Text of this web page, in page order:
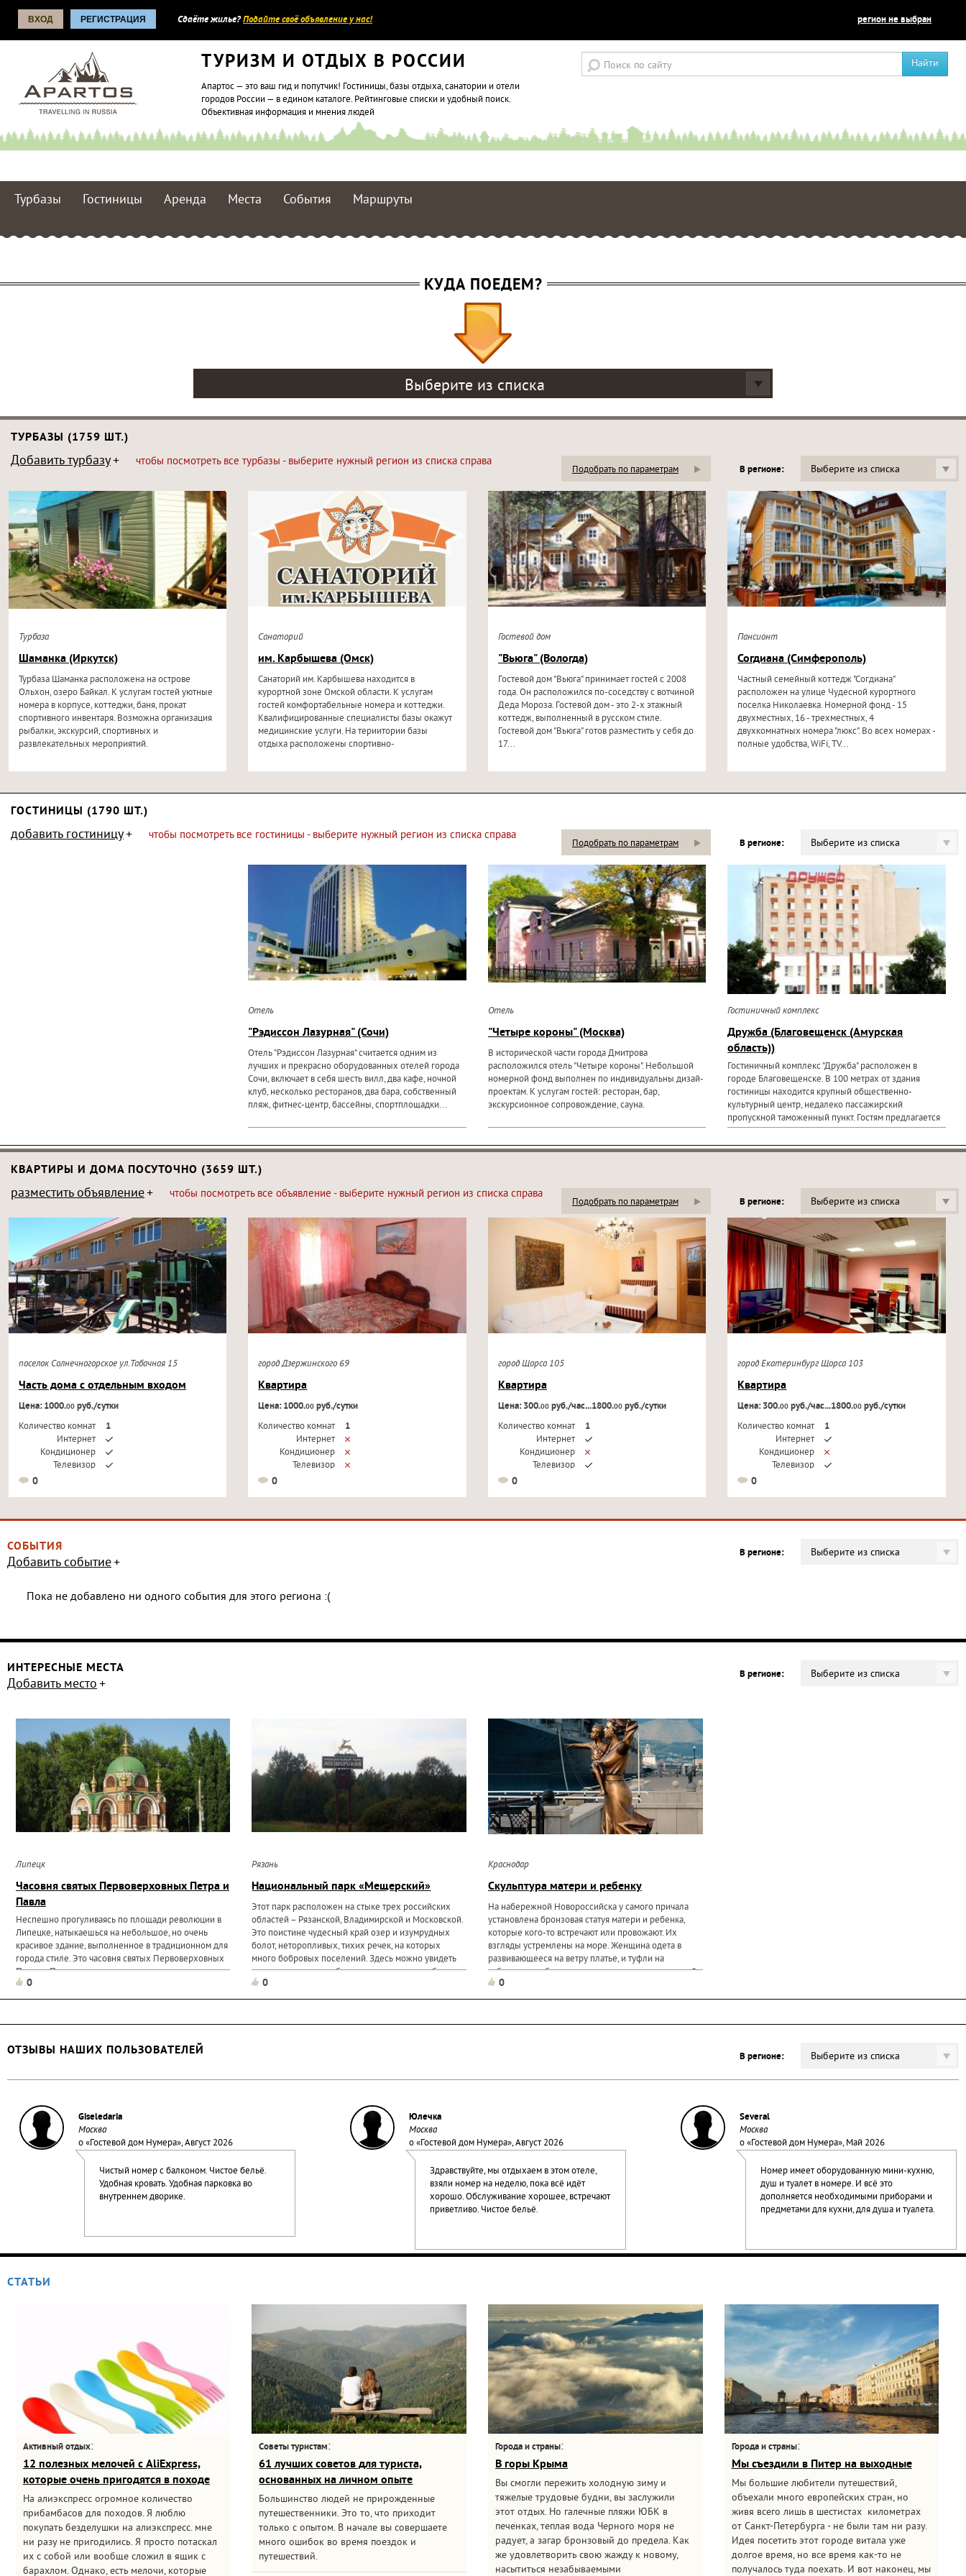
ВХОД РЕГИСТРАЦИЯ Сдаёте жилье?Подайте своё объявление у нас! регион не выбран
ТУРИЗМ И ОТДЫХ В РОССИИ
Апартос — это ваш гид и попутчик! Гостиницы, базы отдыха, санатории и отели
городов России — в едином каталоге. Рейтинговые списки и удобный поиск.
Объективная информация и мнения людей
Найти
Турбазы Гостиницы Аренда Места События Маршруты
КУДА ПОЕДЕМ?
Выберите из списка
ТУРБАЗЫ (1759 ШТ.)
Добавить турбазу чтобы посмотреть все турбазы - выберите нужный регион из списка справа
Подобрать по параметрам В регионе: Выберите из списка
Турбаза
Шаманка (Иркутск)
Турбаза Шаманка расположена на острове
Ольхон, озеро Байкал. К услугам гостей уютные
номера в корпусе, коттеджи, баня, прокат
спортивного инвентаря. Возможна организация
рыбалки, экскурсий, спортивных и
развлекательных мероприятий.
Санаторий
им. Карбышева (Омск)
Санаторий им. Карбышева находится в
курортной зоне Омской области. К услугам
гостей комфортабельные номера и коттеджи.
Квалифицированные специалисты базы окажут
медицинские услуги. На териитории базы
отдыха расположены спортивно-
Гостевой дом
"Вьюга" (Вологда)
Гостевой дом "Вьюга" принимает гостей с 2008
года. Он расположился по-соседству с вотчиной
Деда Мороза. Гостевой дом - это 2-х этажный
коттедж, выполненный в русском стиле.
Гостевой дом "Вьюга" готов разместить у себя до
17...
Пансионт
Согдиана (Симферополь)
Частный семейный коттедж "Согдиана"
расположен на улице Чудесной курортного
поселка Николаевка. Номерной фонд - 15
двухместных, 16 - трехместных, 4
двухкомнатных номера "люкс". Во всех номерах -
полные удобства, WiFi, TV...
ГОСТИНИЦЫ (1790 ШТ.)
добавить гостиницу чтобы посмотреть все гостиницы - выберите нужный регион из списка справа
Подобрать по параметрам В регионе: Выберите из списка
Отель
"Рэдиссон Лазурная" (Сочи)
Отель "Рэдиссон Лазурная" считается одним из
лучших и прекрасно оборудованных отелей города
Сочи, включает в себя шесть вилл, два кафе, ночной
клуб, несколько ресторанов, два бара, собственный
пляж, фитнес-центр, бассейны, спортплощадки...
Отель
"Четыре короны" (Москва)
В исторической части города Дмитрова
расположился отель "Четыре короны". Небольшой
номерной фонд выполнен по индивидуальны дизай-
проектам. К услугам гостей: ресторан, бар,
экскурсионное сопровождение, сауна.
Гостиничный комплекс
Дружба (Благовещенск (Амурская
область))
Гостиничный комплекс "Дружба" расположен в
городе Благовещенске. В 100 метрах от здания
гостиницы находится крупный общественно-
культурный центр, недалеко пассажирский
пропускной таможенный пункт. Гостям предлагается
размещение в...
КВАРТИРЫ И ДОМА ПОСУТОЧНО (3659 ШТ.)
разместить объявление чтобы посмотреть все объявление - выберите нужный регион из списка справа
Подобрать по параметрам В регионе: Выберите из списка
поселок Солнечногорское ул.Табачная 15
Часть дома с отдельным входом
Цена: 1000.00руб./сутки
Количество комнат
1
Интернет
Кондиционер
Телевизор
0
город Дзержинского 69
Квартира
Цена: 1000.00 руб./сутки
Количество комнат
1
Интернет
Кондиционер
Телевизор
0
город Щорса 105
Квартира
Цена: 300.00руб./час...1800.00руб./сутки
Количество комнат
1
Интернет
Кондиционер
Телевизор
0
город Екатеринбург Щорса 103
Квартира
Цена: 300.00 руб./час...1800.00 руб./сутки
Количество комнат
1
Интернет
Кондиционер
Телевизор
0
СОБЫТИЯ
Добавить событие
В регионе: Выберите из списка
Пока не добавлено ни одного события для этого региона :(
ИНТЕРЕСНЫЕ МЕСТА
Добавить место
В регионе: Выберите из списка
Липецк
Часовня святых Первоверховных Петра и
Павла
Неспешно прогуливаясь по площади революции в
Липецке, натыкаешься на небольшое, но очень
красивое здание, выполненное в традиционном для
города стиле. Это часовня святых Первоверховных
Петра и Павла, которую архитекторы считают
жемчужиной города. Но не нужно быть
профессионалом строительного дела...
0
Рязань
Национальный парк «Мещерский»
Этот парк расположен на стыке трех российских
областей – Рязанской, Владимирской и Московской.
Это поистине чудесный край озер и изумрудных
болот, неторопливых, тихих речек, на которых
много бобровых поселений. Здесь можно увидеть
светлые осинники и березняки, по которым бродят
неторопливые...
0
Краснодар
Скульптура матери и ребенку
На набережной Новороссийска у самого причала
установлена бронзовая статуя матери и ребенка,
которые кого-то встречают или провожают. Их
взгляды устремлены на море. Женщина одета в
развивающееся на ветру платье, и туфли на
каблуках, а ребенок в матроску, он указывает рукой
на море, а рука женщины...
0
ОТЗЫВЫ НАШИХ ПОЛЬЗОВАТЕЛЕЙ В регионе: Выберите из списка
Giseledaria
Москва
о «Гостевой дом Нумера», Август 2026
Чистый номер с балконом. Чистое бельё.
Удобная кровать. Удобная парковка во
внутреннем дворике.
Юлечка
Москва
о «Гостевой дом Нумера», Август 2026
Здравствуйте, мы отдыхаем в этом отеле,
взяли номер на неделю, пока всё идёт
хорошо. Обслуживание хорошее, встречают
приветливо. Чистое бельё.
Several
Москва
о «Гостевой дом Нумера», Май 2026
Номер имеет оборудованную мини-кухню,
душ и туалет в номере. И всё это
дополняется необходимыми приборами и
предметами для кухни, для душа и туалета.
СТАТЬИ
Активный отдых:
12 полезных мелочей с AliExpress,
которые очень пригодятся в походе
На алиэкспресс огромное количество
прибамбасов для походов. Я люблю
покупать безделушки на алиэкспресс. мне
ни разу не пригодились. Я просто потаскал
их с собой или вообще сложил в ящик с
барахлом. Однако, есть мелочи, которые
Советы туристам:
61 лучших советов для туриста,
основанных на личном опыте
Большинство людей не прирожденные
путешественники. Это то, что приходит
только с опытом. В начале вы совершаете
много ошибок во время поездок и
путешествий.
Города и страны:
В горы Крыма
Вы смогли пережить холодную зиму и
тяжелые трудовые будни, вы заслужили
этот отдых. Но галечные пляжи ЮБК в
печенках, теплая вода Черного моря не
радует, а загар бронзовый до предела. Как
же удовлетворить свою жажду к новому,
насытиться незабываемыми
Города и страны:
Мы съездили в Питер на выходные
Мы большие любители путешествий,
объехали много европейских стран, но
живя всего лишь в шестистах километрах
от Санкт-Петербурга - не были там ни разу.
Идея посетить этот городе витала уже
долгое время, но все время как-то не
получалось туда поехать. И вот наконец, мы